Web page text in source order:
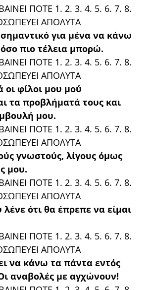
ΠΟΤΕ 1. 2. 3. 4. 5. 6. 7. 8.
ΑΠΟΛΥΤΑ
για μένα να κάνω
πιο τέλεια μπορώ.
ΠΟΤΕ 1. 2. 3. 4. 5. 6. 7. 8.
ΑΠΟΛΥΤΑ
φίλοι μου μού
τα προβλήματά τους και
μου.
ΠΟΤΕ 1. 2. 3. 4. 5. 6. 7. 8.
ΑΠΟΛΥΤΑ
γνωστούς, λίγους όμως
μου.
ΠΟΤΕ 1. 2. 3. 4. 5. 6. 7. 8.
ΑΠΟΛΥΤΑ
ότι θα έπρεπε να είμαι
ΠΟΤΕ 1. 2. 3. 4. 5. 6. 7. 8.
ΑΠΟΛΥΤΑ
να κάνω τα πάντα εντός
αναβολές με αγχώνουν!